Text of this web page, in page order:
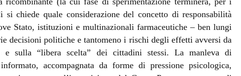
chiede quale considerazione del concetto di responsabilità
Stato, istituzioni e multinazionali farmaceutiche – ben lungi
decisioni politiche e tantomeno i rischi degli effetti avversi da
sulla “libera scelta” dei cittadini stessi. La manleva di
accompagnata da forme di pressione psicologica,